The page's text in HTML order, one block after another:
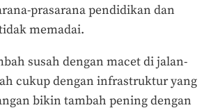
prasarana pendidikan dan
memadai.
susah dengan macet di jalan-
cukup dengan infrastruktur yang
bikin tambah pening dengan